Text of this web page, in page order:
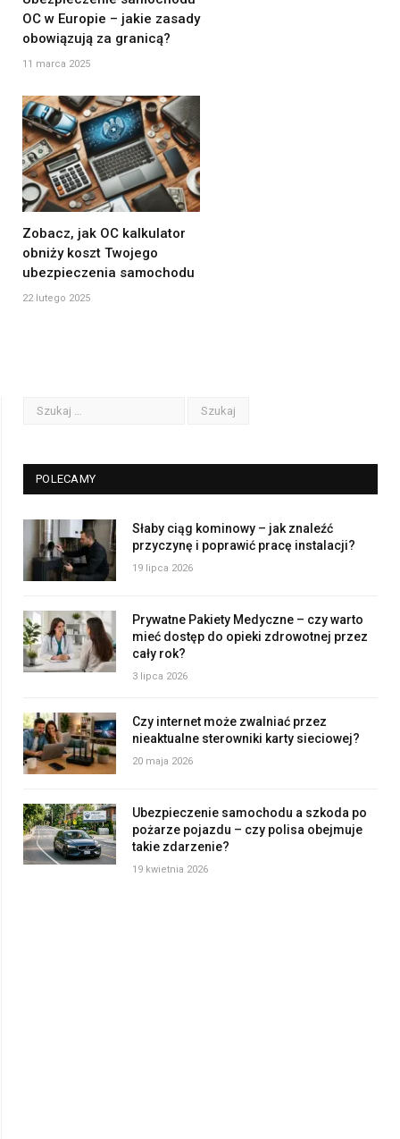
OC w Europie – jakie zasady
obowiązują za granicą?
11 marca 2025
Zobacz, jak OC kalkulator
obniży koszt Twojego
ubezpieczenia samochodu
22 lutego 2025
POLECAMY
Słaby ciąg kominowy – jak znaleźć
przyczynę i poprawić pracę instalacji?
19 lipca 2026
Prywatne Pakiety Medyczne – czy warto
mieć dostęp do opieki zdrowotnej przez
cały rok?
3 lipca 2026
Czy internet może zwalniać przez
nieaktualne sterowniki karty sieciowej?
20 maja 2026
Ubezpieczenie samochodu a szkoda po
pożarze pojazdu – czy polisa obejmuje
takie zdarzenie?
19 kwietnia 2026